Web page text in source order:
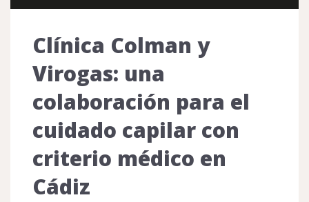
Clínica Colman y
Virogas: una
colaboración para el
cuidado capilar con
criterio médico en
Cádiz